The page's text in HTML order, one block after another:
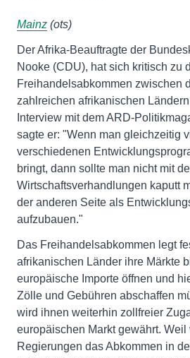
Mainz (ots)
Der Afrika-Beauftragte der
Nooke (CDU), hat sich kritisch zu
Freihandelsabkommen zwischen
zahlreichen afrikanischen
Interview mit dem ARD-
sagte er: "Wenn man gleichzeitig
verschiedenen
bringt, dann sollte man nicht mit
Wirtschaftsverhandlungen kaputt
der anderen Seite als
aufzubauen."
Das Freihandelsabkommen legt
afrikanischen Länder ihre Märkte
europäische Importe öffnen und
Zölle und Gebühren abschaffen
wird ihnen weiterhin zollfreier
europäischen Markt gewährt.
Regierungen das Abkommen in